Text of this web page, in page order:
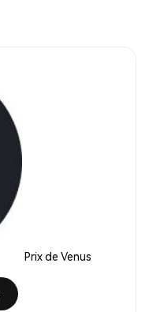
Prix de Venus